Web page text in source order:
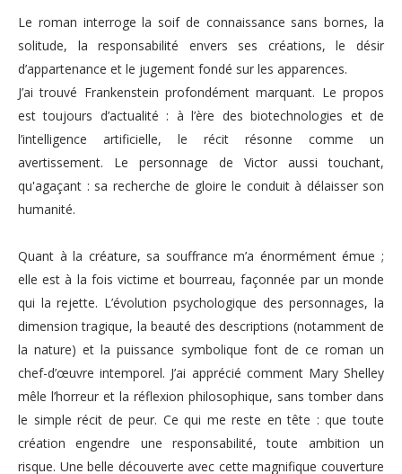
Le roman interroge la soif de connaissance sans bornes, la
solitude, la responsabilité envers ses créations, le désir
d’appartenance et le jugement fondé sur les apparences.
J’ai trouvé Frankenstein profondément marquant. Le propos
est toujours d’actualité : à l’ère des biotechnologies et de
l’intelligence artificielle, le récit résonne comme un
avertissement. Le personnage de Victor aussi touchant,
qu'agaçant : sa recherche de gloire le conduit à délaisser son
humanité.
Quant à la créature, sa souffrance m’a énormément émue ;
elle est à la fois victime et bourreau, façonnée par un monde
qui la rejette. L’évolution psychologique des personnages, la
dimension tragique, la beauté des descriptions (notamment de
la nature) et la puissance symbolique font de ce roman un
chef-d’œuvre intemporel. J’ai apprécié comment Mary Shelley
mêle l’horreur et la réflexion philosophique, sans tomber dans
le simple récit de peur. Ce qui me reste en tête : que toute
création engendre une responsabilité, toute ambition un
risque. Une belle découverte avec cette magnifique couverture